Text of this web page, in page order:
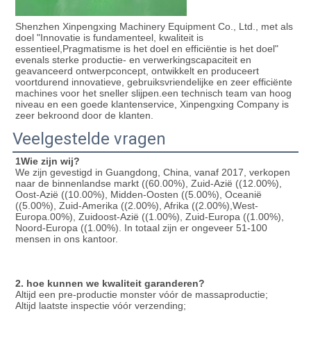
Shenzhen Xinpengxing Machinery Equipment Co., Ltd., met als
doel "Innovatie is fundamenteel, kwaliteit is
essentieel,Pragmatisme is het doel en efficiëntie is het doel"
evenals sterke productie- en verwerkingscapaciteit en
geavanceerd ontwerpconcept, ontwikkelt en produceert
voortdurend innovatieve, gebruiksvriendelijke en zeer efficiënte
machines voor het sneller slijpen.een technisch team van hoog
niveau en een goede klantenservice, Xinpengxing Company is
zeer bekroond door de klanten.
Veelgestelde vragen
1Wie zijn wij?
We zijn gevestigd in Guangdong, China, vanaf 2017, verkopen
naar de binnenlandse markt ((60.00%), Zuid-Azië ((12.00%),
Oost-Azië ((10.00%), Midden-Oosten ((5.00%), Oceanië
((5.00%), Zuid-Amerika ((2.00%), Afrika ((2.00%),West-
Europa.00%), Zuidoost-Azië ((1.00%), Zuid-Europa ((1.00%),
Noord-Europa ((1.00%). In totaal zijn er ongeveer 51-100
mensen in ons kantoor.
2. hoe kunnen we kwaliteit garanderen?
Altijd een pre-productie monster vóór de massaproductie;
Altijd laatste inspectie vóór verzending;